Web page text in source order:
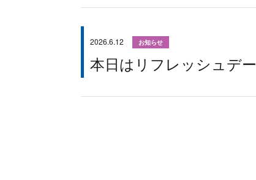
2026.6.12 お知らせ
本日はリフレッシュデー